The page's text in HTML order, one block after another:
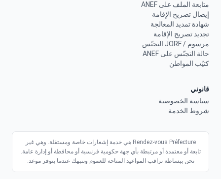
متابعة الملف على ANEF
إيصال تصريح الإقامة
شهادة تمديد المعالجة
تجديد تصريح الإقامة
مرسوم / JORF التجنّس
حالة التجنّس على ANEF
كتيّب المواطن
قانوني
سياسة الخصوصية
شروط الخدمة
Rendez-vous Préfecture هي خدمة إشعارات خاصة ومستقلة. وهي غير
تابعة أو معتمدة أو مرتبطة بأي جهة حكومية فرنسية أو محافظة أو إدارة عامة.
نحن ببساطة نراقب المواعيد المتاحة للعموم وننبهك عندما يتوفر موعد.